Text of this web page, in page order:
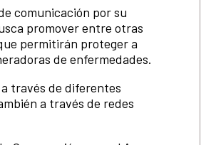
comunicación por su
promover entre otras
permitirán proteger a
de enfermedades.
través de diferentes
a través de redes